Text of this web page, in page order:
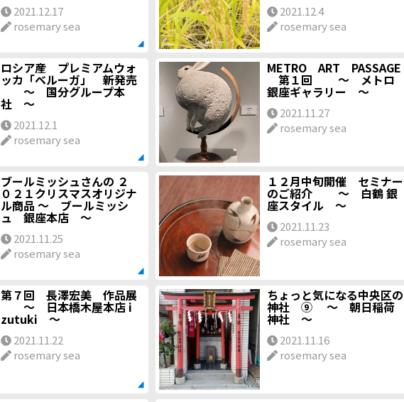
2021.12.17
rosemary sea
2021.12.4
rosemary sea
ロシア産 プレミアムウォ
ッカ「ベルーガ」 新発売
～ 国分グループ本
社 ～
2021.12.1
rosemary sea
METRO ART PASSAGE
第１回 ～ メトロ
銀座ギャラリー ～
2021.11.27
rosemary sea
ブールミッシュさんの ２
０２１クリスマスオリジナ
ル商品 ～ ブールミッシ
ュ 銀座本店 ～
2021.11.25
rosemary sea
１２月中旬開催 セミナー
のご紹介 ～ 白鶴 銀
座スタイル ～
2021.11.23
rosemary sea
第７回 長澤宏美 作品展
～ 日本橋木屋本店 i
zutuki ～
2021.11.22
rosemary sea
ちょっと気になる中央区の
神社 ⑨ ～ 朝日稲荷
神社 ～
2021.11.16
rosemary sea